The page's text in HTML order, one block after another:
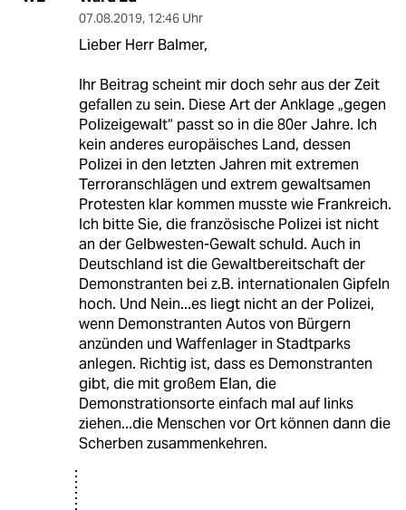
07.08.2019, 12:46 Uhr
Lieber Herr Balmer,
Ihr Beitrag scheint mir doch sehr aus der Zeit
gefallen zu sein. Diese Art der Anklage „gegen
Polizeigewalt“ passt so in die 80er Jahre. Ich
kein anderes europäisches Land, dessen
Polizei in den letzten Jahren mit extremen
Terroranschlägen und extrem gewaltsamen
Protesten klar kommen musste wie Frankreich.
Ich bitte Sie, die französische Polizei ist nicht
an der Gelbwesten-Gewalt schuld. Auch in
Deutschland ist die Gewaltbereitschaft der
Demonstranten bei z.B. internationalen Gipfeln
hoch. Und Nein...es liegt nicht an der Polizei,
wenn Demonstranten Autos von Bürgern
anzünden und Waffenlager in Stadtparks
anlegen. Richtig ist, dass es Demonstranten
gibt, die mit großem Elan, die
Demonstrationsorte einfach mal auf links
ziehen...die Menschen vor Ort können dann die
Scherben zusammenkehren.